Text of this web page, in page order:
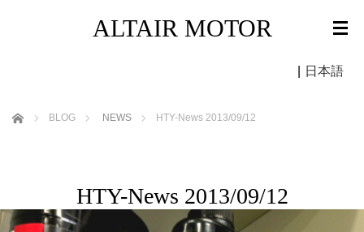
ALTAIR MOTOR
日本語
ホーム BLOG NEWS HTY-News 2013/09/12
HTY-News 2013/09/12